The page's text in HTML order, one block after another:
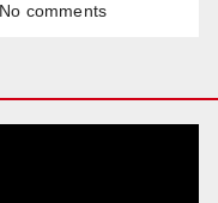
No comments